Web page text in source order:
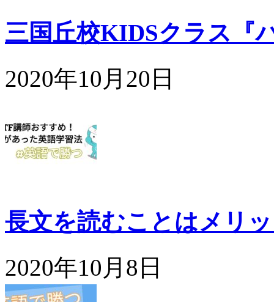
三国丘校KIDSクラス『
2020年10月20日
長文を読むことはメリ
2020年10月8日